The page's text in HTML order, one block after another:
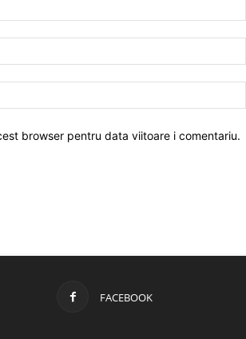
browser pentru data viitoare i comentariu.
FACEBOOK